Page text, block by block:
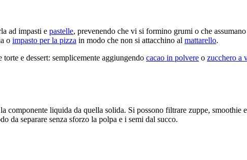
ad impasti e pastelle, prevenendo che vi si formino grumi o che
o impasto per la pizza in modo che non si attacchino al mattarello.
e dessert: semplicemente aggiungendo cacao in polvere o zucchero a
componente liquida da quella solida. Si possono filtrare zuppe, smoothie
da separare senza sforzo la polpa e i semi dal succo.